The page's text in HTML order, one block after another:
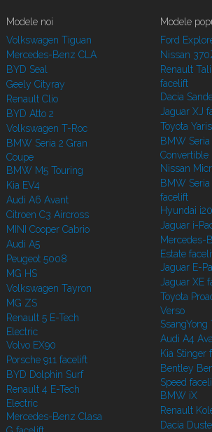
Modele noi
Volkswagen Tiguan
Mercedes-Benz CLA
BYD Seal
Geely Cityray
Renault Clio
BYD Atto 2
Volkswagen T-Roc
BMW Seria 2 Gran
Coupe
BMW M5 Touring
Kia EV4
Audi A6 Avant
Citroen C3 Aircross
MINI Cooper Cabrio
Audi A5
Peugeot 5008
MG HS
Volkswagen Tayron
MG ZS
Renault 5 E-Tech
Electric
Volvo EX90
Porsche 911 facelift
BYD Dolphin Surf
Renault 4 E-Tech
Electric
Mercedes-Benz Clasa
Modele
Ford
Nissan
Renault
facelift
Dacia
Jaguar XJ
Toyota
BMW Seria
Convertible
Nissan
BMW Seria
facelift
Hyundai
Jaguar i-
Mercedes-
Estate
Jaguar E-
Jaguar XE
Toyota
Verso
Audi A4
Kia Stinger
Bentley
Speed
BMW iX
Renault
Dacia